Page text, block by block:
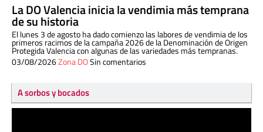
La DO Valencia inicia la vendimia más temprana
de su historia
El lunes 3 de agosto ha dado comienzo las labores de vendimia de los
primeros racimos de la campaña 2026 de la Denominación de Origen
Protegida Valencia con algunas de las variedades más tempranas.
03/08/2026Zona DOSin comentarios
A sorbos y bocados